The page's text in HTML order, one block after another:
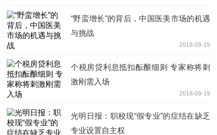
“野蛮增长”的背后，中国医美市场的机遇
与挑战
2018-09-19
个税房贷利息抵扣酝酿细则 专家称将刺
激刚需入场
2018-09-19
光明日报：职校现“假专业”的症结在缺乏
专业设置自主权